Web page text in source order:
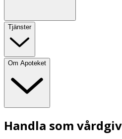
Tjänster
Om Apoteket
Handla som